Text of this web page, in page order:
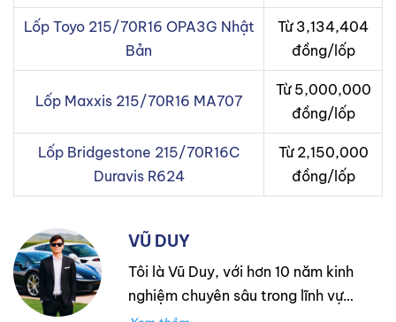
Lốp Toyo 215/70R16 OPA3G Nhật
Bản
Từ 3,134,404
đồng/lốp
Lốp Maxxis 215/70R16 MA707
Từ 5,000,000
đồng/lốp
Lốp Bridgestone 215/70R16C
Duravis R624
Từ 2,150,000
đồng/lốp
VŨ DUY
Tôi là Vũ Duy, với hơn 10 năm kinh
nghiệm chuyên sâu trong lĩnh vực